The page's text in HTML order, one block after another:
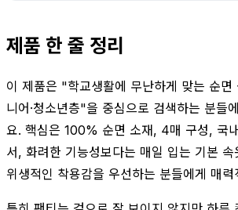
제품 한 줄 정리
이 제품은 "학교생활에 무난하게 맞는 순면
니어·청소년층"을 중심으로 검색하는 분들
요. 핵심은 100% 순면 소재, 4매 구성, 국
서, 화려한 기능성보다는 매일 입는 기본
위생적인 착용감을 우선하는 분들에게 매력